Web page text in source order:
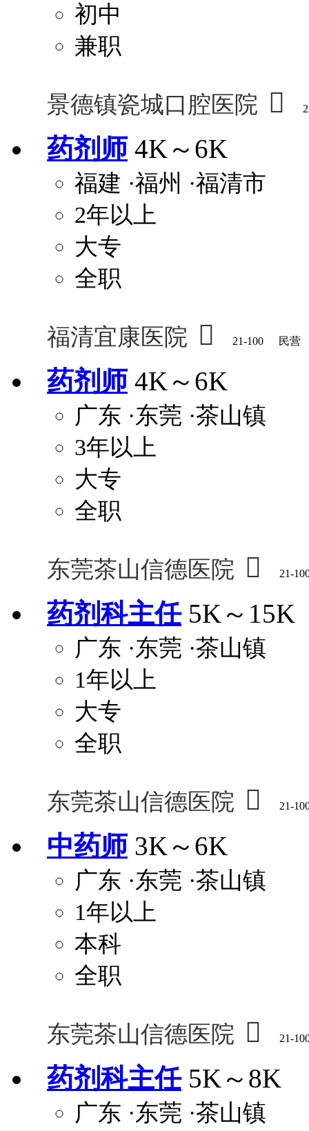
初中
兼职
景德镇瓷城口腔医院 
药剂师 4K～6K
福建 ·福州 ·福清市
2年以上
大专
全职
福清宜康医院  21-100 民营
药剂师 4K～6K
广东 ·东莞 ·茶山镇
3年以上
大专
全职
东莞茶山信德医院  21-
药剂科主任 5K～15K
广东 ·东莞 ·茶山镇
1年以上
大专
全职
东莞茶山信德医院  21-
中药师 3K～6K
广东 ·东莞 ·茶山镇
1年以上
本科
全职
东莞茶山信德医院  21-
药剂科主任 5K～8K
广东 ·东莞 ·茶山镇